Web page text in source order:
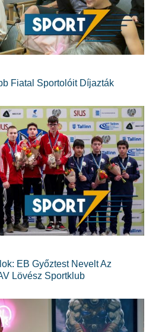
Fiatal Sportolóit Díjazták
EB Győztest Nevelt Az
Lövész Sportklub